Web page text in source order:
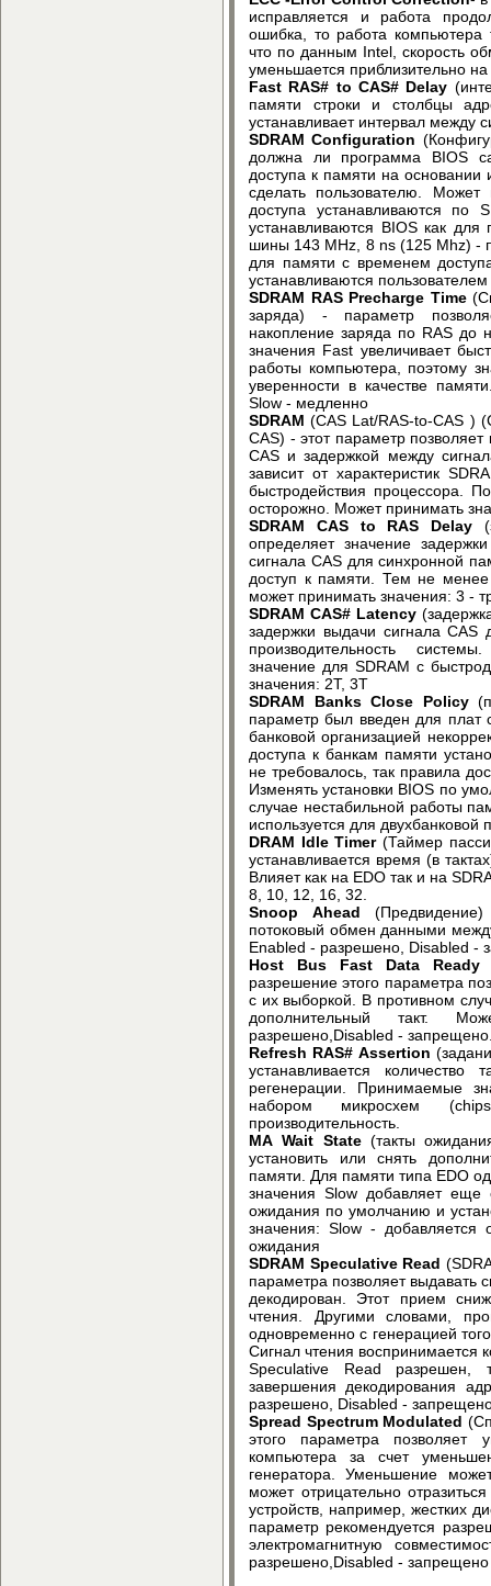
исправляется и работа
ошибка, то работа компьютера
что по данным Intel, скорость
уменьшается приблизительно на
Fast RAS# to CAS# Delay
памяти строки и столбцы
устанавливает интервал между
SDRAM Configuration
должна ли программа BIOS
доступа к памяти на
сделать пользователю.
доступа устанавливаются
устанавливаются BIOS как
шины 143 MHz, 8 ns (125 Mhz) -
для памяти с временем
устанавливаются пользователем
SDRAM RAS Precharge Time
заряда) - параметр
накопление заряда по RAS до
значения Fast увеличивает
работы компьютера, поэтому
уверенности в качестве
Slow - медленно
SDRAM (CAS Lat/RAS-to-CAS )
CAS) - этот параметр
CAS и задержкой между
зависит от характеристик
быстродействия процессора.
осторожно. Может принимать
SDRAM CAS to RAS Delay
определяет значение
сигнала CAS для синхронной
доступ к памяти. Тем не
может принимать значения: 3 -
SDRAM CAS# Latency
задержки выдачи сигнала CAS
производительность
значение для SDRAM с
значения: 2T, 3T
SDRAM Banks Close Policy
параметр был введен для плат
банковой организацией
доступа к банкам памяти
не требовалось, так правила
Изменять установки BIOS по
случае нестабильной работы
используется для
DRAM Idle Timer(Таймер
устанавливается время (в
Влияет как на EDO так и на
8, 10, 12, 16, 32.
Snoop Ahead
потоковый обмен данными
Enabled - разрешено, Disabled -
Host Bus Fast Data Ready
разрешение этого параметра
с их выборкой. В противном
дополнительный такт.
разрешено,Disabled -
Refresh RAS# Assertion
устанавливается
регенерации. Принимаемые
набором микросхем
производительность.
MA Wait State (такты
установить или снять
памяти. Для памяти типа EDO
значения Slow добавляет еще
ожидания по умолчанию и
значения: Slow - добавляется
ожидания
SDRAM Speculative Read
параметра позволяет выдавать
декодирован. Этот прием
чтения. Другими словами,
одновременно с генерацией
Сигнал чтения воспринимается
Speculative Read разрешен,
завершения декодирования
разрешено, Disabled -
Spread Spectrum Modulated
этого параметра позволяет
компьютера за счет
генератора. Уменьшение
может отрицательно
устройств, например, жестких
параметр рекомендуется
электромагнитную
разрешено,Disabled - запрещено